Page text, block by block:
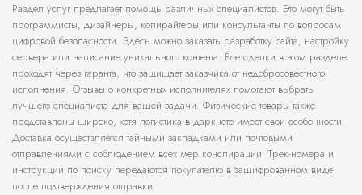
Раздел услуг предлагает помощь различных специалистов. Это могут быть
программисты, дизайнеры, копирайтеры или консультанты по вопросам
цифровой безопасности. Здесь можно заказать разработку сайта, настройку
сервера или написание уникального контента. Все сделки в этом разделе
проходят через гаранта, что защищает заказчика от недобросовестного
исполнения. Отзывы о конкретных исполнителях помогают выбрать
лучшего специалиста для вашей задачи. Физические товары также
представлены широко, хотя логистика в даркнете имеет свои особенности.
Доставка осуществляется тайными закладками или почтовыми
отправлениями с соблюдением всех мер конспирации. Трек-номера и
инструкции по поиску передаются покупателю в зашифрованном виде
после подтверждения отправки.